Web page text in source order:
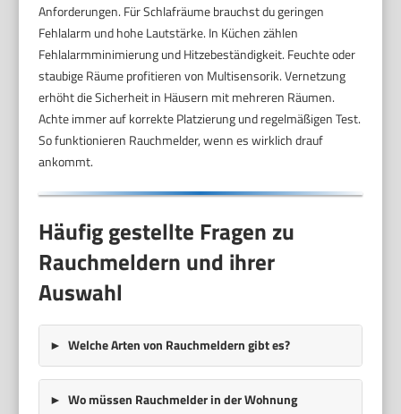
Anforderungen. Für Schlafräume brauchst du geringen
Fehlalarm und hohe Lautstärke. In Küchen zählen
Fehlalarmminimierung und Hitzebeständigkeit. Feuchte oder
staubige Räume profitieren von Multisensorik. Vernetzung
erhöht die Sicherheit in Häusern mit mehreren Räumen.
Achte immer auf korrekte Platzierung und regelmäßigen Test.
So funktionieren Rauchmelder, wenn es wirklich drauf
ankommt.
Häufig gestellte Fragen zu
Rauchmeldern und ihrer
Auswahl
Welche Arten von Rauchmeldern gibt es?
Wo müssen Rauchmelder in der Wohnung